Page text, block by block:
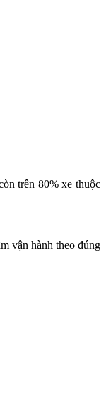
trên 80% xe thuộc
vận hành theo đúng